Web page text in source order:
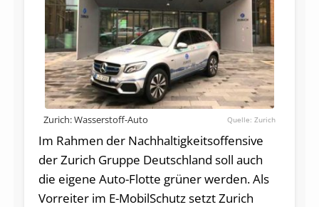
Zurich: Wasserstoff-Auto Zurich
Im Rahmen der Nachhaltigkeitsoffensive
der Zurich Gruppe Deutschland soll auch
die eigene Auto-Flotte grüner werden. Als
Vorreiter im E-MobilSchutz setzt Zurich